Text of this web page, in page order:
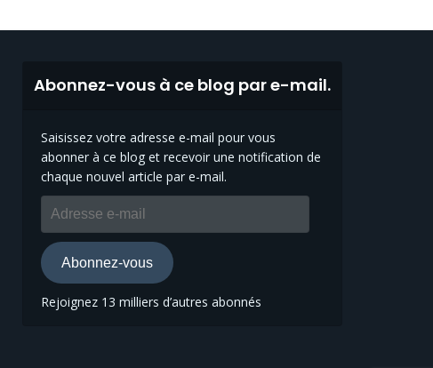
Abonnez-vous à ce blog par e-mail.
Saisissez votre adresse e-mail pour vous
abonner à ce blog et recevoir une notification de
chaque nouvel article par e-mail.
Adresse
e-
mail
Abonnez-vous
Rejoignez 13 milliers d’autres abonnés